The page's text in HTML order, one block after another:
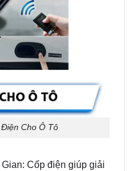
Cho Ô Tô
Cốp điện giúp giải